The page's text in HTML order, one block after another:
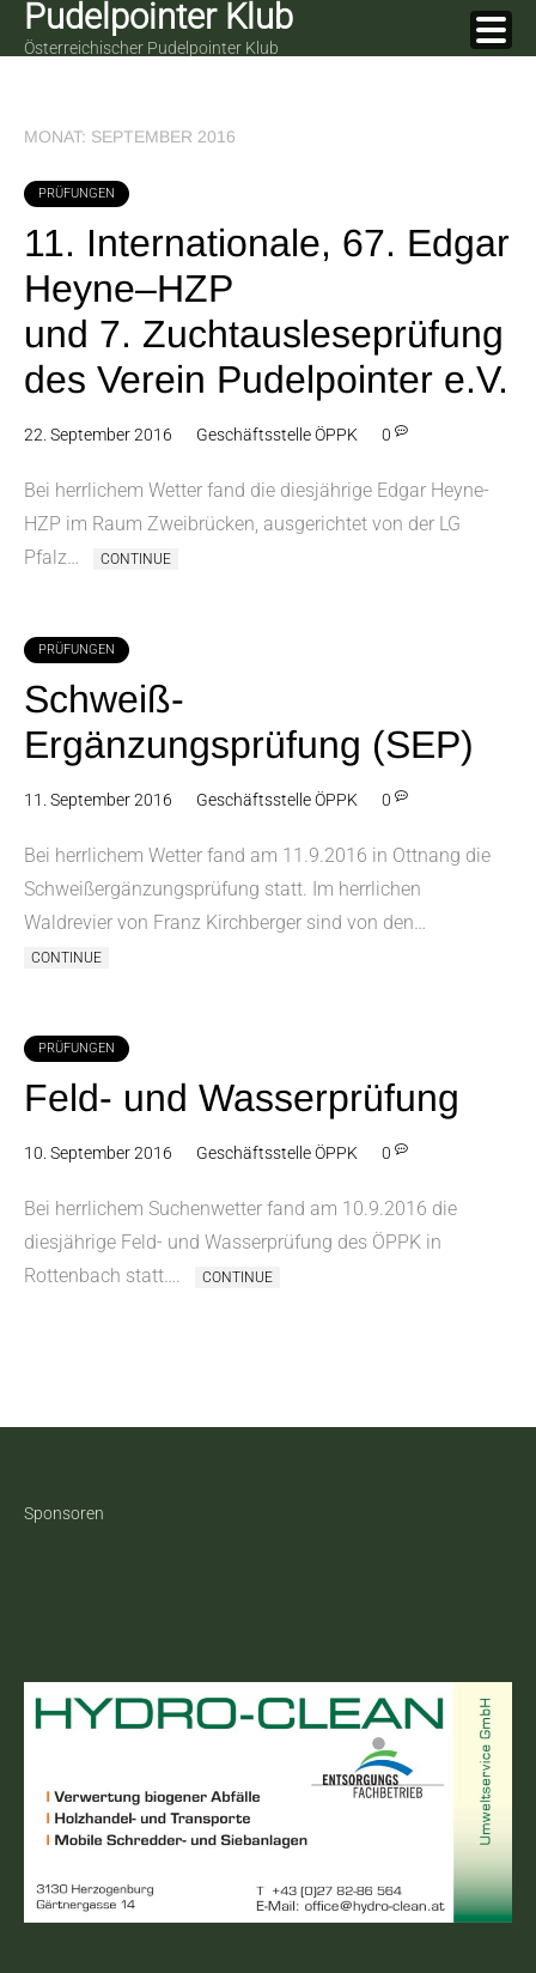
SkipPudelpointer Klub
Österreichischer Pudelpointer Klub
MONAT: SEPTEMBER 2016
PRÜFUNGEN
11. Internationale, 67. Edgar
Heyne–HZP
und 7. Zuchtausleseprüfung
des Verein Pudelpointer e.V.
22. September 2016 Geschäftsstelle ÖPPK 0
Bei herrlichem Wetter fand die diesjährige Edgar Heyne-
HZP im Raum Zweibrücken, ausgerichtet von der LG
Pfalz…
CONTINUE
PRÜFUNGEN
Schweiß-
Ergänzungsprüfung (SEP)
11. September 2016 Geschäftsstelle ÖPPK 0
Bei herrlichem Wetter fand am 11.9.2016 in Ottnang die
Schweißergänzungsprüfung statt. Im herrlichen
Waldrevier von Franz Kirchberger sind von den…
CONTINUE
PRÜFUNGEN
Feld- und Wasserprüfung
10. September 2016 Geschäftsstelle ÖPPK 0
Bei herrlichem Suchenwetter fand am 10.9.2016 die
diesjährige Feld- und Wasserprüfung des ÖPPK in
Rottenbach statt….
CONTINUE
Sponsoren